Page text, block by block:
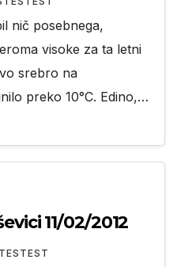
nič posebnega,
visoke za ta letni
srebro na
preko 10°C. Edino,…
11/02/2012